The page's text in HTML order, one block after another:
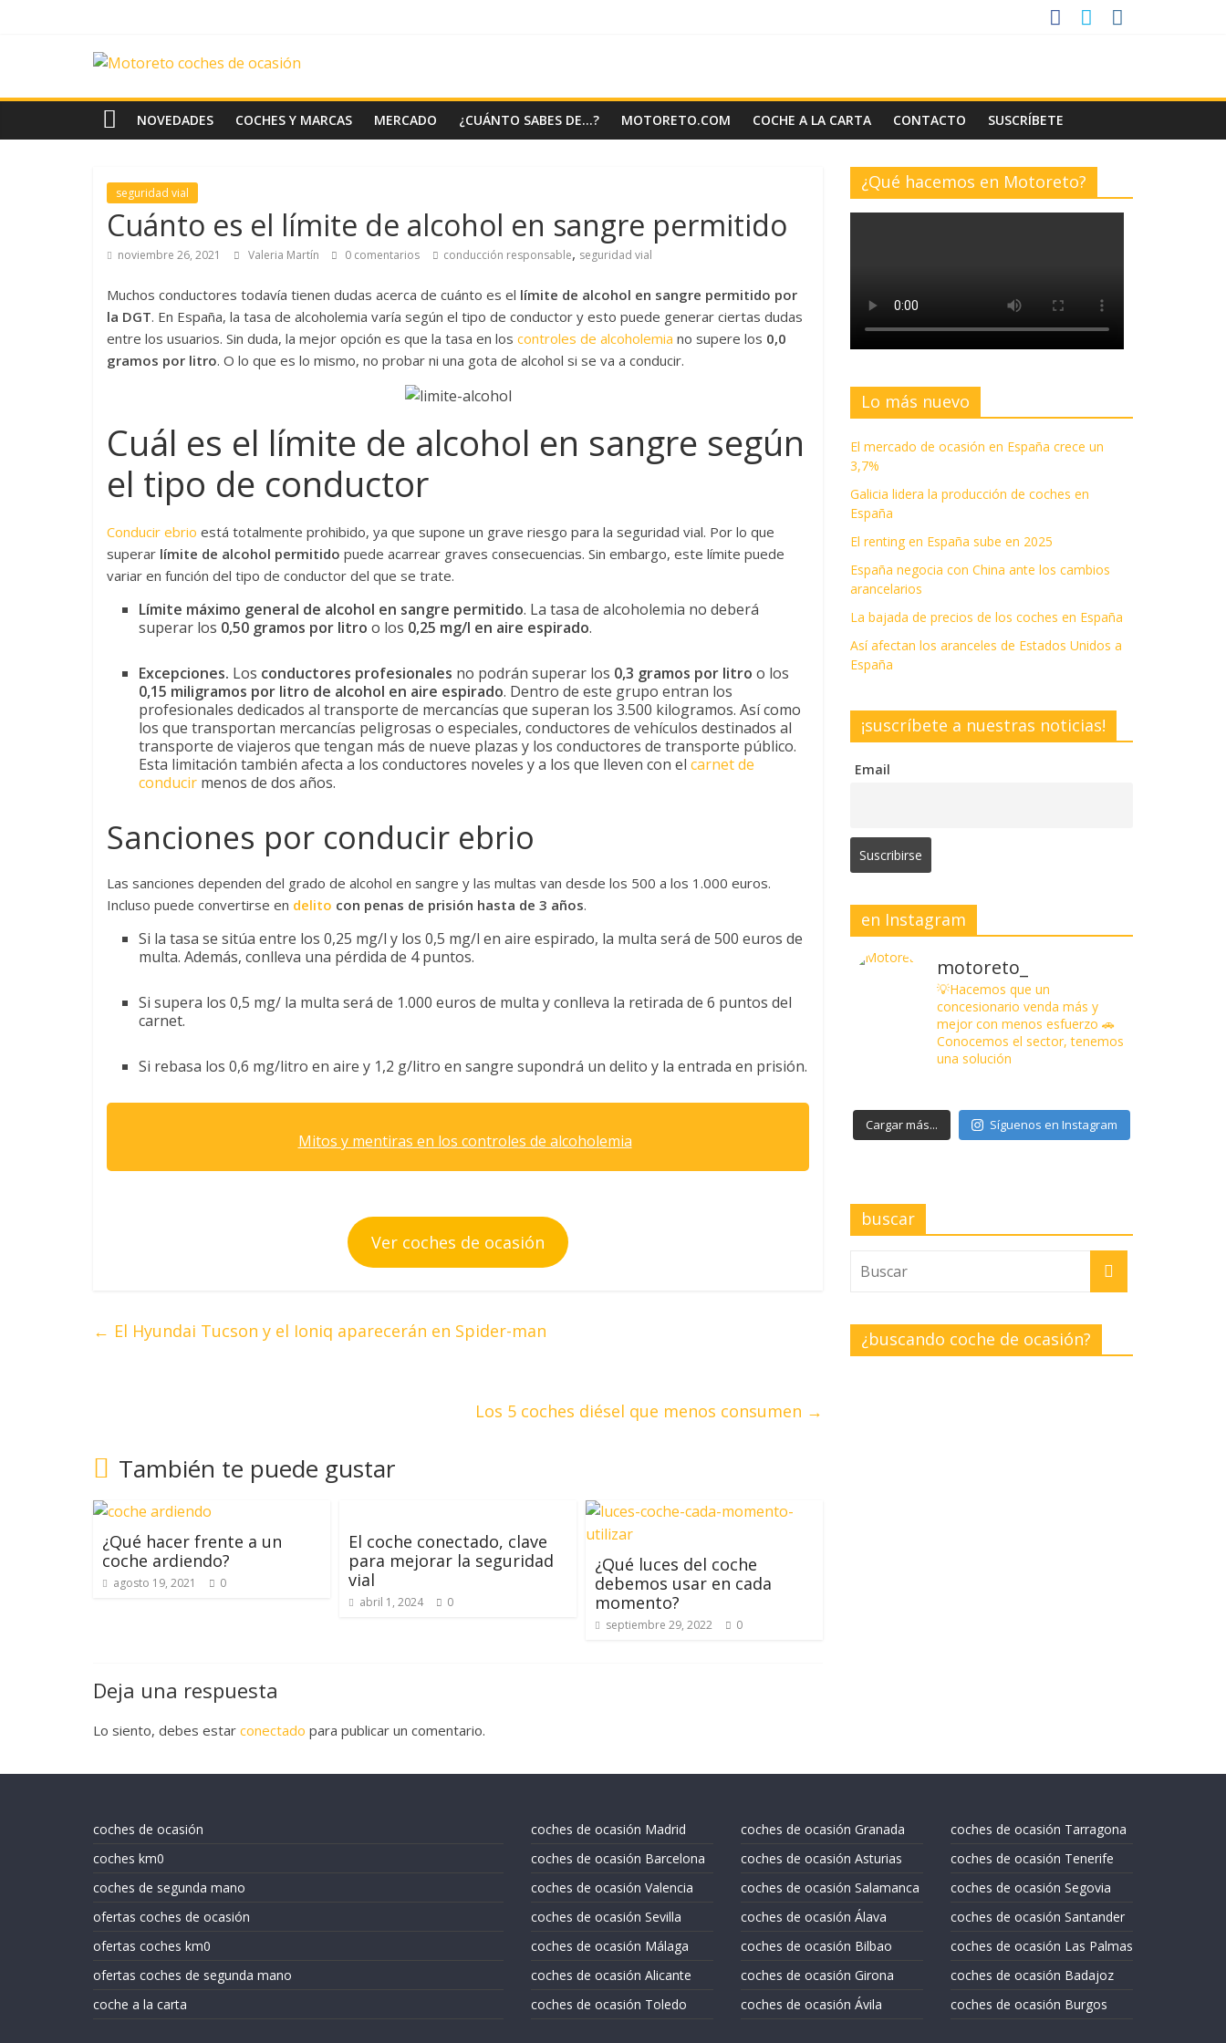
News
Motoreto
de
coches
ocasión
NOVEDADES COCHES Y MARCAS MERCADO ¿CUÁNTO SABES DE…? MOTORETO.COM COCHE A LA CARTA CONTACTO SUSCRÍBETE
seguridad vial
Cuánto es el límite de alcohol en sangre permitido
noviembre 26, 2021 Valeria Martín 0 comentarios conducción responsable, seguridad vial
Muchos conductores todavía tienen dudas acerca de cuánto es el límite de alcohol en sangre permitido por
la DGT. En España, la tasa de alcoholemia varía según el tipo de conductor y esto puede generar ciertas dudas
entre los usuarios. Sin duda, la mejor opción es que la tasa en los controles de alcoholemia no supere los 0,0
gramos por litro. O lo que es lo mismo, no probar ni una gota de alcohol si se va a conducir.
Cuál es el límite de alcohol en sangre según
el tipo de conductor
Conducir ebrio está totalmente prohibido, ya que supone un grave riesgo para la seguridad vial. Por lo que
superar límite de alcohol permitido puede acarrear graves consecuencias. Sin embargo, este límite puede
variar en función del tipo de conductor del que se trate.
Límite máximo general de alcohol en sangre permitido. La tasa de alcoholemia no deberá
superar los 0,50 gramos por litro o los 0,25 mg/l en aire espirado.
Excepciones. Los conductores profesionales no podrán superar los 0,3 gramos por litro o los
0,15 miligramos por litro de alcohol en aire espirado. Dentro de este grupo entran los
profesionales dedicados al transporte de mercancías que superan los 3.500 kilogramos. Así como
los que transportan mercancías peligrosas o especiales, conductores de vehículos destinados al
transporte de viajeros que tengan más de nueve plazas y los conductores de transporte público.
Esta limitación también afecta a los conductores noveles y a los que lleven con el carnet de
conducir menos de dos años.
Sanciones por conducir ebrio
Las sanciones dependen del grado de alcohol en sangre y las multas van desde los 500 a los 1.000 euros.
Incluso puede convertirse en delito con penas de prisión hasta de 3 años.
Si la tasa se sitúa entre los 0,25 mg/l y los 0,5 mg/l en aire espirado, la multa será de 500 euros de
multa. Además, conlleva una pérdida de 4 puntos.
Si supera los 0,5 mg/ la multa será de 1.000 euros de multa y conlleva la retirada de 6 puntos del
carnet.
Si rebasa los 0,6 mg/litro en aire y 1,2 g/litro en sangre supondrá un delito y la entrada en prisión.
Mitos y mentiras en los controles de alcoholemia
Ver coches de ocasión
← El Hyundai Tucson y el Ioniq aparecerán en Spider-man
Los 5 coches diésel que menos consumen →
También te puede gustar
¿Qué hacer frente a un
coche ardiendo?
agosto 19, 2021 0
El coche conectado, clave
para mejorar la seguridad
vial
abril 1, 2024 0
¿Qué luces del coche
debemos usar en cada
momento?
septiembre 29, 2022 0
Deja una respuesta
Lo siento, debes estar conectado para publicar un comentario.
¿Qué hacemos en Motoreto?
Lo más nuevo
El mercado de ocasión en España crece un
3,7%
Galicia lidera la producción de coches en
España
El renting en España sube en 2025
España negocia con China ante los cambios
arancelarios
La bajada de precios de los coches en España
Así afectan los aranceles de Estados Unidos a
España
¡suscríbete a nuestras noticias!
Email
en Instagram
motoreto_
💡Hacemos que un
concesionario venda más y
mejor con menos esfuerzo 🚗
Conocemos el sector, tenemos
una solución
Cargar más... Síguenos en Instagram
buscar
¿buscando coche de ocasión?
coches de ocasión
coches km0
coches de segunda mano
ofertas coches de ocasión
ofertas coches km0
ofertas coches de segunda mano
coche a la carta
coches de ocasión Madrid
coches de ocasión Barcelona
coches de ocasión Valencia
coches de ocasión Sevilla
coches de ocasión Málaga
coches de ocasión Alicante
coches de ocasión Toledo
coches de ocasión Granada
coches de ocasión Asturias
coches de ocasión Salamanca
coches de ocasión Álava
coches de ocasión Bilbao
coches de ocasión Girona
coches de ocasión Ávila
coches de ocasión Tarragona
coches de ocasión Tenerife
coches de ocasión Segovia
coches de ocasión Santander
coches de ocasión Las Palmas
coches de ocasión Badajoz
coches de ocasión Burgos